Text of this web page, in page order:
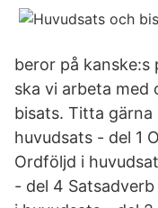
beror på kanske:s
ska vi arbeta med
bisats. Titta
huvudsats - del 1
Ordföljd i
- del 4